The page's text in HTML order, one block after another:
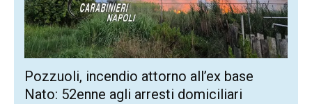
Pozzuoli, incendio attorno all’ex base
Nato: 52enne agli arresti domiciliari